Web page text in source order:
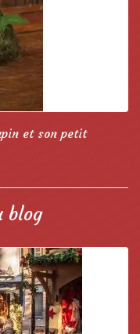
et son petit
blog